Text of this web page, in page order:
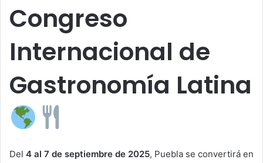
Congreso
Internacional de
Gastronomía Latina
Del 4 al 7 de septiembre de 2025, Puebla se convertirá en